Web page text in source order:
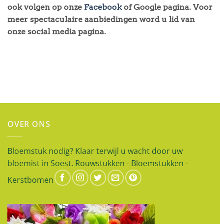
ook volgen op onze Facebookof Google pagina. Voor
meer spectaculaire aanbiedingen word u lid van
onze social media pagina.
OVER ONS
Bloemstuk nodig? Klaar terwijl u wacht door uw
bloemist in Soest. Rouwstukken - Bloemstukken -
Kerstbomen